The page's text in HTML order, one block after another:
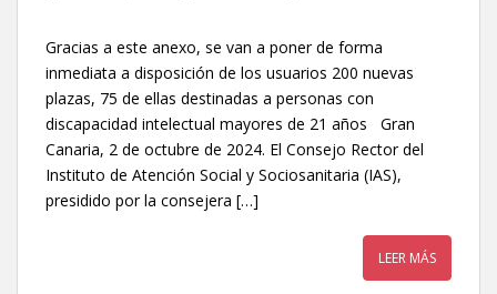
Gracias a este anexo, se van a poner de forma
inmediata a disposición de los usuarios 200 nuevas
plazas, 75 de ellas destinadas a personas con
discapacidad intelectual mayores de 21 años Gran
Canaria, 2 de octubre de 2024. El Consejo Rector del
Instituto de Atención Social y Sociosanitaria (IAS),
presidido por la consejera […]
LEER MÁS